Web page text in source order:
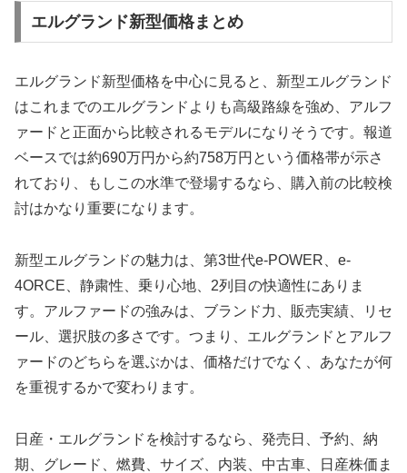
エルグランド新型価格まとめ
エルグランド新型価格を中心に見ると、新型エルグランド
はこれまでのエルグランドよりも高級路線を強め、アルフ
ァードと正面から比較されるモデルになりそうです。報道
ベースでは約690万円から約758万円という価格帯が示さ
れており、もしこの水準で登場するなら、購入前の比較検
討はかなり重要になります。
新型エルグランドの魅力は、第3世代e-POWER、e-
4ORCE、静粛性、乗り心地、2列目の快適性にありま
す。アルファードの強みは、ブランド力、販売実績、リセ
ール、選択肢の多さです。つまり、エルグランドとアルフ
ァードのどちらを選ぶかは、価格だけでなく、あなたが何
を重視するかで変わります。
日産・エルグランドを検討するなら、発売日、予約、納
期、グレード、燃費、サイズ、内装、中古車、日産株価ま